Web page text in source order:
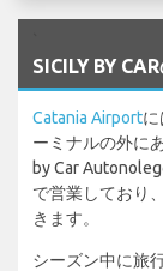
SICILY BY
Catania Airport
ーミナルの外に
by Car
で営業しており
きます。
シーズン中に旅